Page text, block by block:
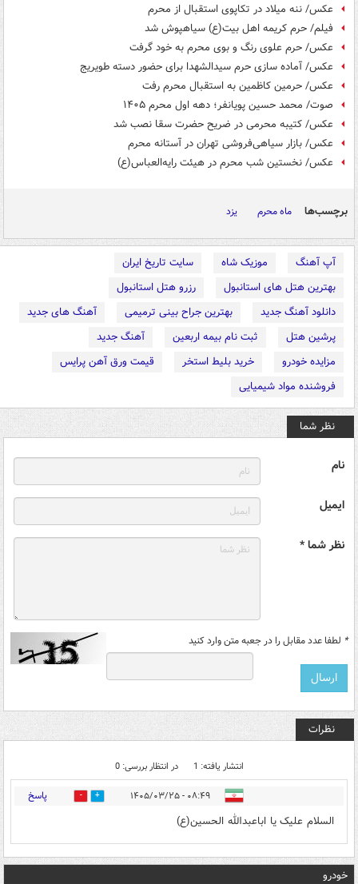
عکس/ ننه میلاد در تکاپوی استقبال از محرم
فیلم/ حرم کریمه اهل بیت(ع) سیاهپوش شد
عکس/ حرم علوی رنگ و بوی محرم به خود گرفت
عکس/ آماده سازی حرم سیدالشهدا برای حضور دسته طویریج
عکس/ حرمین کاظمین به استقبال محرم رفت
صوت/ محمد حسین پویانفر؛ دهه اول محرم ۱۴۰۵
عکس/ کتیبه محرمی در ضریح حضرت سقا نصب شد
عکس/ بازار سیاهی‌فروشی تهران در آستانه محرم
عکس/ نخستین شب محرم در هیئت رایه‌العباس(ع)
برچسب‌ها ماه محرم یزد
آپ آهنگ موزیک شاه
سایت تاریخ ایران
بهترین هتل های استانبول
رزرو هتل استانبول
دانلود آهنگ جدید
بهترین جراح بینی ترمیمی
آهنگ های جدید
پرشین هتل
ثبت نام بیمه اربعین
آهنگ جدید
مزایده خودرو
خرید بلیط استخر
قیمت ورق آهن پرایس
فروشنده مواد شیمیایی
نظر شما
نام
ایمیل
نظر شما *
* لطفا عدد مقابل را در جعبه متن وارد کنید
نظرات
انتشار یافته: 1 در انتظار بررسی: 0
۰۸:۴۹ - ۱۴۰۵/۰۳/۲۵ 0 پاسخ
السلام علیک یا اباعبدالله الحسین(ع)
خودرو